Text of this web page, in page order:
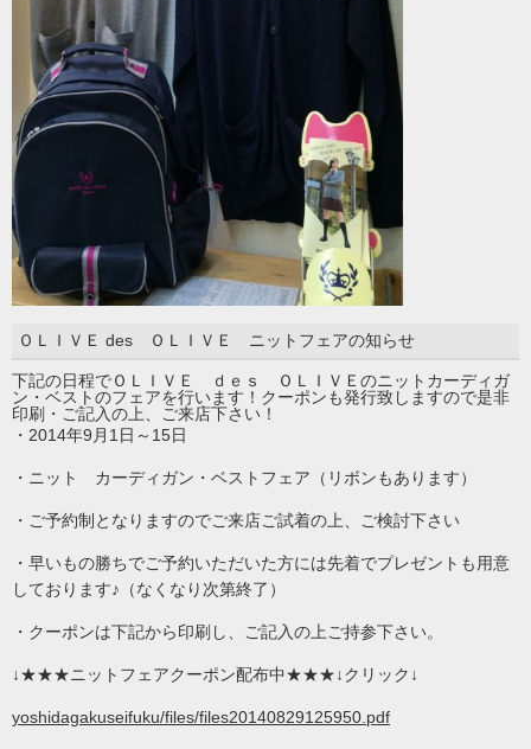
ＯＬＩＶＥ des ＯＬＩＶＥ ニットフェアの知らせ
下記の日程でＯＬＩＶＥ ｄｅｓ ＯＬＩＶＥのニットカーディガ
ン・ベストのフェアを行います！クーポンも発行致しますので是非
印刷・ご記入の上、ご来店下さい！
・2014年9月1日～15日
・ニット カーディガン・ベストフェア（リボンもあります）
・ご予約制となりますのでご来店ご試着の上、ご検討下さい
・早いもの勝ちでご予約いただいた方には先着でプレゼントも用意
しております♪（なくなり次第終了）
・クーポンは下記から印刷し、ご記入の上ご持参下さい。
↓★★★ニットフェアクーポン配布中★★★↓クリック↓
yoshidagakuseifuku/files/files20140829125950.pdf